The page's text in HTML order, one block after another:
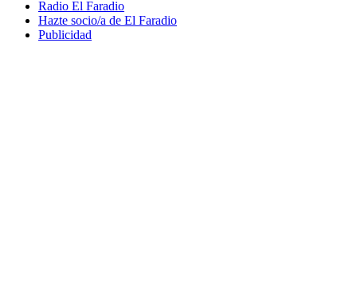
Radio El Faradio
Hazte socio/a de El Faradio
Publicidad